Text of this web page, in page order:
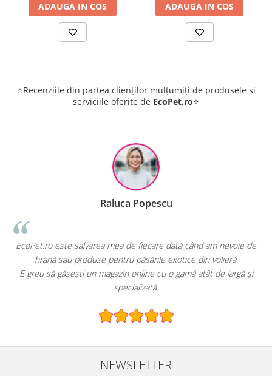
ADAUGA IN COS ADAUGA IN COS
⭐Recenziile din partea clienților mulțumiți de produsele și
serviciile oferite de EcoPet.ro⭐
Raluca Popescu
EcoPet.ro este salvarea mea de fiecare dată când am nevoie de
hrană sau produse pentru păsările exotice din volieră.
E greu să găsești un magazin online cu o gamă atât de largă și
specializată.
NEWSLETTER